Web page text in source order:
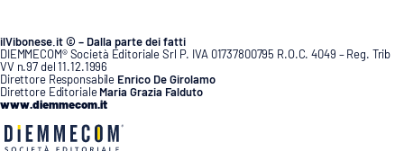
ilVibonese.it © – Dalla parte dei fatti
DIEMMECOM® Società Editoriale Srl P. IVA 01737800795 R.O.C. 4049 – Reg. Trib
VV n.97 del 11.12.1996
Direttore Responsabile Enrico De Girolamo
Direttore Editoriale Maria Grazia Falduto
www.diemmecom.it